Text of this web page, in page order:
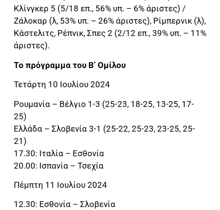
Κλίνγκερ 5 (5/18 επ., 56% υπ. – 6% άριστες) /
Ζάλοκαρ (λ, 53% υπ. – 26% άριστες), Ρίμπερνικ (λ),
Κάστελιτς, Ρέπνικ, Σπες 2 (2/12 επ., 39% υπ. – 11%
άριστες).
Το πρόγραμμα του Β’ Ομίλου
Τετάρτη 10 Ιουλίου 2024
Ρουμανία – Βέλγιο 1-3 (25-23, 18-25, 13-25, 17-
25)
Ελλάδα – Σλοβενία 3-1 (25-22, 25-23, 23-25, 25-
21)
17.30: Ιταλία – Εσθονία
20.00: Ισπανία – Τσεχία
Πέμπτη 11 Ιουλίου 2024
12.30: Εσθονία – Σλοβενία